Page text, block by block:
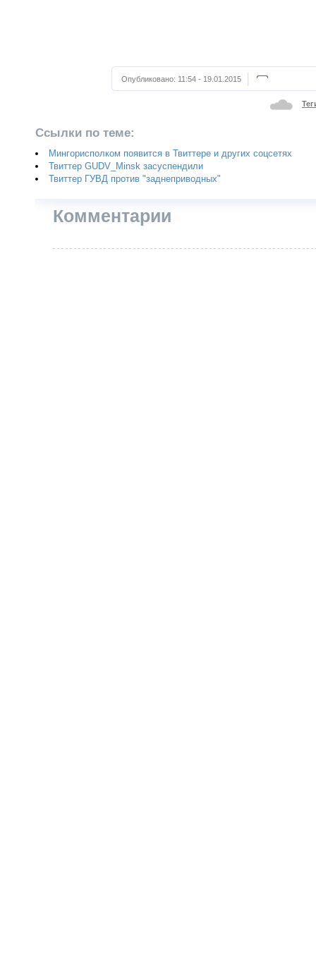
Опубликовано: 11:54 - 19.01.2015
Ссылки по теме:
Мингорисполком появится в Твиттере и других соцсетях
Твиттер GUDV_Minsk засуспендили
Твиттер ГУВД против "заднеприводных"
Комментарии